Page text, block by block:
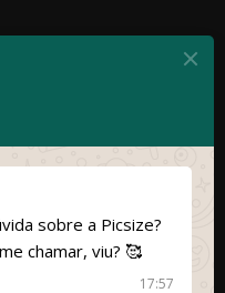
sobre a Picsize?
chamar, viu? 🥰
17:57